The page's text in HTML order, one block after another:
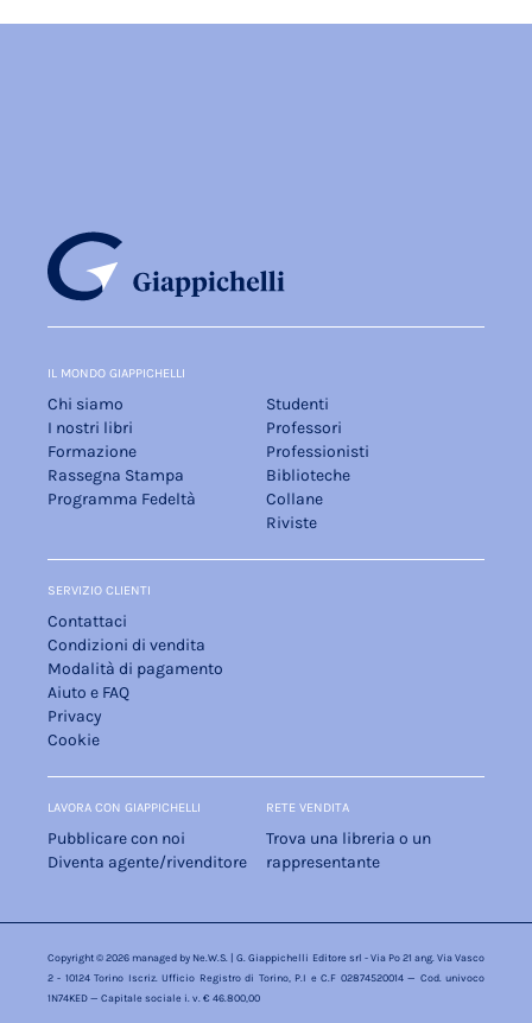
IL MONDO GIAPPICHELLI
Chi siamo
I nostri libri
Formazione
Rassegna Stampa
Programma Fedeltà
Studenti
Professori
Professionisti
Biblioteche
Collane
Riviste
SERVIZIO CLIENTI
Contattaci
Condizioni di vendita
Modalità di pagamento
Aiuto e FAQ
Privacy
Cookie
LAVORA CON GIAPPICHELLI
Pubblicare con noi
Diventa agente/rivenditore
RETE VENDITA
Trova una libreria o un
rappresentante
Copyright © 2026 managed by Ne.W.S. | G. Giappichelli Editore srl - Via Po 21 ang. Via Vasco
2 - 10124 Torino Iscriz. Ufficio Registro di Torino, P.I e C.F 02874520014 — Cod. univoco
1N74KED — Capitale sociale i. v. € 46.800,00